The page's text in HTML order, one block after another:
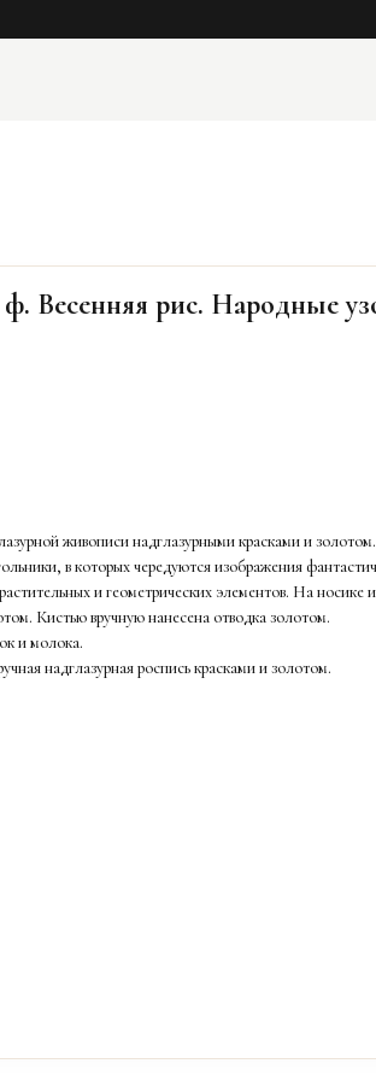
Весенняя рис. Народные
живописи надглазурными красками и золотом.
в которых чередуются изображения
и геометрических элементов. На носике
Кистью вручную нанесена отводка золотом.
и молока.
надглазурная роспись красками и золотом.